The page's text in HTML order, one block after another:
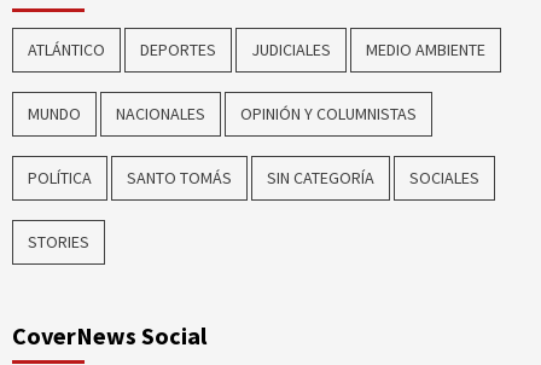
ATLÁNTICO DEPORTES JUDICIALES MEDIO AMBIENTE
MUNDO NACIONALES OPINIÓN Y COLUMNISTAS
POLÍTICA SANTO TOMÁS SIN CATEGORÍA SOCIALES
STORIES
CoverNews Social